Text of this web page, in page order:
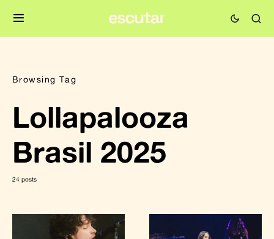
Browsing Tag
Lollapalooza
Brasil 2025
24 posts